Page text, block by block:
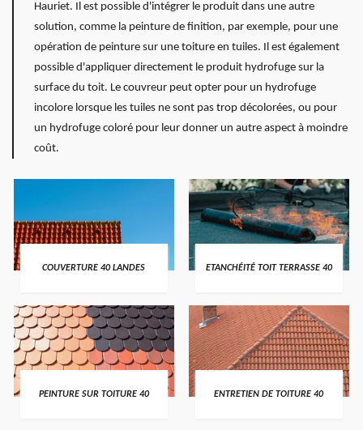
Hauriet. Il est possible d'intégrer le produit dans une autre
solution, comme la peinture de finition, par exemple, pour une
opération de peinture sur une toiture en tuiles. Il est également
possible d'appliquer directement le produit hydrofuge sur la
surface du toit. Le couvreur peut opter pour un hydrofuge
incolore lorsque les tuiles ne sont pas trop décolorées, ou pour
un hydrofuge coloré pour leur donner un autre aspect à moindre
coût.
COUVERTURE 40 LANDES ETANCHÉITÉ TOIT TERRASSE 40
PEINTURE SUR TOITURE 40 ENTRETIEN DE TOITURE 40